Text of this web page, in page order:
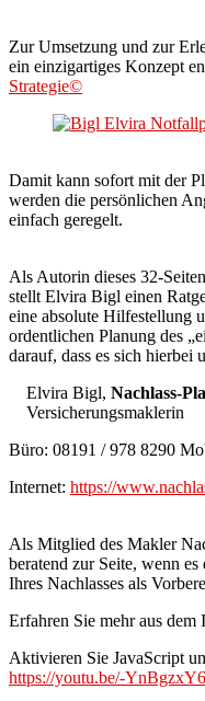
Zur Umsetzung und zur
ein einzigartiges Konzept
Strategie©
Damit kann sofort mit der
werden die persönlichen
einfach geregelt.
Als Autorin dieses 32-
stellt Elvira Bigl einen
eine absolute Hilfestellung
ordentlichen Planung des
darauf, dass es sich hierbei
Elvira Bigl, Nachlass-
Versicherungsmaklerin
Büro: 08191 / 978 8290
Internet: https://
Als Mitglied des Makler
beratend zur Seite, wenn
Ihres Nachlasses als
Erfahren Sie mehr aus
Aktivieren Sie JavaScript
https://youtu.be/-